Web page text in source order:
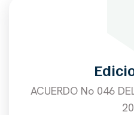
ACUERDO No 046